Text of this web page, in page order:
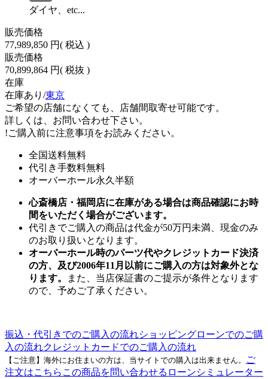
ダイヤ、etc...
販売価格
77,989,850 円( 税込 )
販売価格
70,899,864 円( 税抜 )
在庫
在庫あり/東京
ご希望の店舗になくても、店舗間取寄せ可能です。
詳しくは、お問い合わせ下さい。
!ご購入前に注意事項をお読みください。
全国送料無料
代引き手数料無料
オーバーホール永久半額
心斎橋店・福岡店に在庫がある場合は商品確認にお時
間をいただく場合がございます。
代引きでご購入の商品は代金が50万円未満、現金のみ
のお取り扱いとなります。
オーバーホール時のパーツ代やクレジットカード決済
の方、及び2006年11月以前にご購入の方は対象外とな
ります。
また、当店保証書のご提示が条件となります
ので、予めご了承ください。
振込・代引きでのご購入の流れショッピングローンでのご購
入の流れクレジットカードでのご購入の流れ
【ご注意】海外にお住まいの方は、当サイトでの購入は出来ません。
ご
注文はこちら この商品を問い合わせる ローンシミュレーター